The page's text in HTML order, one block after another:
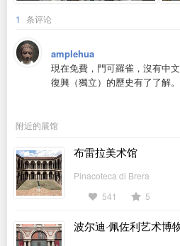
1 条评论
amplehua
現在免費，門可羅雀，沒有中
復興（獨立）的歷史有了了解。
附近的展馆
布雷拉美术馆
Pinacoteca di Brera
541
5
波尔迪·佩佐利艺术博